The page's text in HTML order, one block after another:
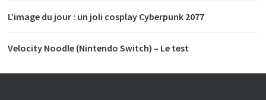
L’image du jour : un joli cosplay Cyberpunk 2077
Velocity Noodle (Nintendo Switch) – Le test